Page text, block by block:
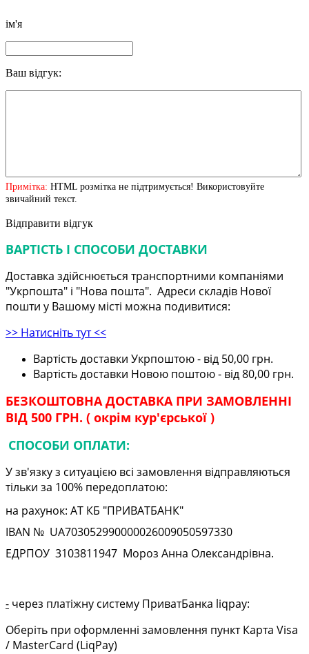
ім'я
Ваш відгук:
Примітка: HTML розмітка не підтримується! Використовуйте
звичайний текст.
Відправити відгук
ВАРТІСТЬ І СПОСОБИ ДОСТАВКИ
Доставка здійснюється транспортними компаніями
"Укрпошта" і "Нова пошта". Адреси складів Нової
пошти у Вашому місті можна подивитися:
>> Натисніть тут <<
Вартість доставки Укрпоштою - від 50,00 грн.
Вартість доставки Новою поштою - від 80,00 грн.
БЕЗКОШТОВНА ДОСТАВКА ПРИ ЗАМОВЛЕННІ
ВІД 500 ГРН. ( окрім кур'єрської )
СПОСОБИ ОПЛАТИ:
У зв'язку з ситуацією всі замовлення відправляються
тільки за 100% передоплатою:
на рахунок: АТ КБ "ПРИВАТБАНК"
IBAN № UA703052990000026009050597330
ЕДРПОУ 3103811947 Мороз Анна Олександрівна.
- через платіжну систему ПриватБанка liqpay:
Оберіть при оформленні замовлення пункт Карта Visa
/ MasterCard (LiqPay)